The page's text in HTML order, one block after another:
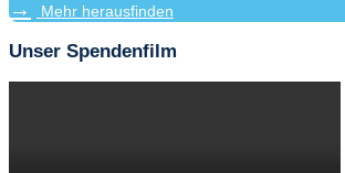
Mehr herausfinden
Unser Spendenfilm